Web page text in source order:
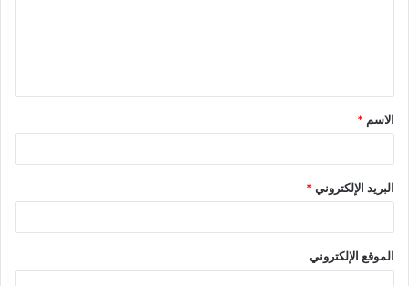
ق
*
الاسم *
البريد الإلكتروني*
الموقع الإلكتروني